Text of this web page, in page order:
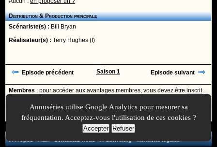
Distribution & Production principale
Scénariste(s) : Bill Bryan
Réalisateur(s) :Terry Hughes (I)
Episode précédent Saison 1 Episode suivant
Membres : pour accéder aux avantages membres, vous devez êtreinscrit
Ajoutée le :30/11/-0001 à 00:00 -Mise à jour le :30/12/2019 à 14:28
Annuséries utilise Google Analytics pour mesurer sa
fréquentation. Acceptez-vous l'utilisation de ces cookies ?
Accepter Refuser